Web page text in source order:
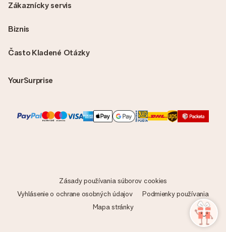
Často Kladené Otázky
YourSurprise
Zákaznícky servis
Biznis
Zásady používania súborov cookies
Vyhlásenie o ochrane osobných údajov
Podmienky používania
Mapa stránky